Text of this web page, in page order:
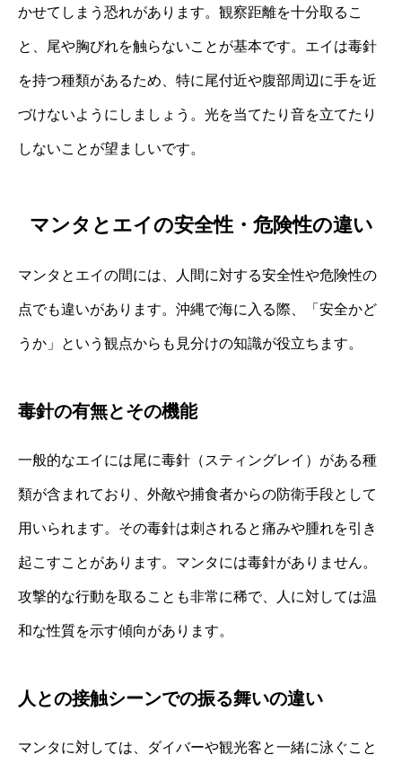
かせてしまう恐れがあります。観察距離を十分取るこ
と、尾や胸びれを触らないことが基本です。エイは毒針
を持つ種類があるため、特に尾付近や腹部周辺に手を近
づけないようにしましょう。光を当てたり音を立てたり
しないことが望ましいです。
マンタとエイの安全性・危険性の違い
マンタとエイの間には、人間に対する安全性や危険性の
点でも違いがあります。沖縄で海に入る際、「安全かど
うか」という観点からも見分けの知識が役立ちます。
毒針の有無とその機能
一般的なエイには尾に毒針（スティングレイ）がある種
類が含まれており、外敵や捕食者からの防衛手段として
用いられます。その毒針は刺されると痛みや腫れを引き
起こすことがあります。マンタには毒針がありません。
攻撃的な行動を取ることも非常に稀で、人に対しては温
和な性質を示す傾向があります。
人との接触シーンでの振る舞いの違い
マンタに対しては、ダイバーや観光客と一緒に泳ぐこと